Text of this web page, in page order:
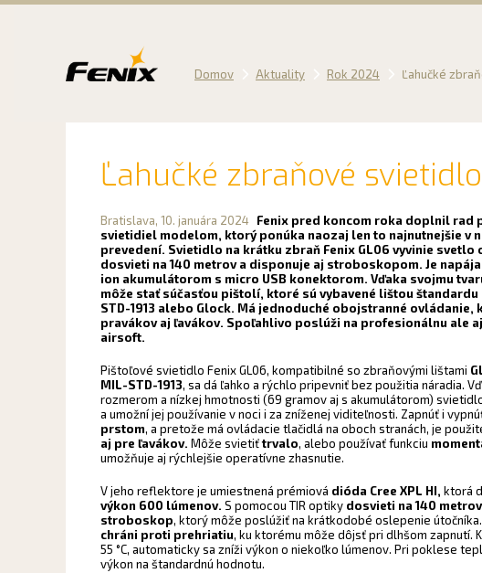
Domov Aktuality Rok 2024 Ľahučké
Ľahučké zbraňové
Bratislava,10. januára 2024
Fenix pred koncom roka doplnil rad
svietidiel modelom, ktorý ponúka naozaj len to najnutnejšie v
prevedení. Svietidlo na krátku zbraň Fenix GL06 vyvinie svetlo
dosvieti na 140 metrov a disponuje aj stroboskopom. Je
ion akumulátorom s micro USB konektorom. Vďaka svojmu
môže stať súčasťou pištolí, ktoré sú vybavené lištou štandardu
STD-1913 alebo Glock. Má jednoduché obojstranné ovládanie,
pravákov aj ľavákov. Spoľahlivo poslúži na profesionálnu ale
airsoft.
Pištoľové svietidlo Fenix GL06, kompatibilné so zbraňovými lištami
MIL-STD-1913, sa dá ľahko a rýchlo pripevniť bez použitia náradia.
rozmerom a nízkej hmotnosti (69 gramov aj s akumulátorom)
a umožní jej používanie v noci i za zníženej viditeľnosti. Zapnúť i
prstom, a pretože má ovládacie tlačidlá na oboch stranách, je
aj pre ľavákov. Môže svietiťtrvalo, alebo používať funkciu
umožňuje aj rýchlejšie operatívne zhasnutie.
V jeho reflektore je umiestnená prémiová dióda Cree XPL HI, ktorá
výkon 600 lúmenov. S pomocou TIR optiky dosvieti na 140
stroboskop, ktorý môže poslúžiť na krátkodobé oslepenie
chráni proti prehriatiu, ku ktorému môže dôjsť pri dlhšom zapnutí.
55 °C, automaticky sa zníži výkon o niekoľko lúmenov. Pri poklese
výkon na štandardnú hodnotu.